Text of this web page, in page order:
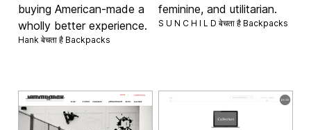
buying American-made a
wholly better experience.
Hank बेचता है Backpacks
feminine, and utilitarian.
S U N C H I L D बेचता है Backpacks